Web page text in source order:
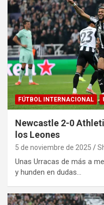
FÚTBOL INTERNACIONAL
Newcastle 2-0
los Leones
5 de noviembre de 2025
Unas Urracas de más a
y hunden en dudas…